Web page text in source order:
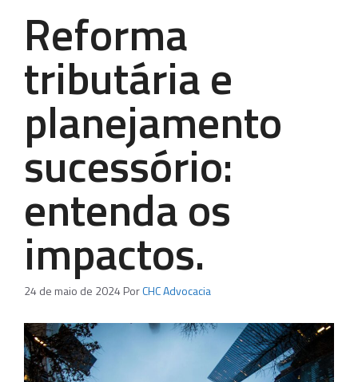
Reforma
tributária e
planejamento
sucessório:
entenda os
impactos.
24 de maio de 2024 PorCHC Advocacia